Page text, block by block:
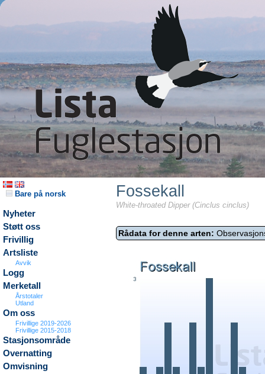
Bare på norsk
Nyheter
Støtt oss
Frivillig
Artsliste
Avvik
Logg
Merketall
Årstotaler
Utland
Om oss
Frivillige 2019-2026
Frivillige 2015-2018
Stasjonsområde
Overnatting
Omvisning
Fossekall
White-throated Dipper (Cinclus cinclus)
Rådata for denne arten: